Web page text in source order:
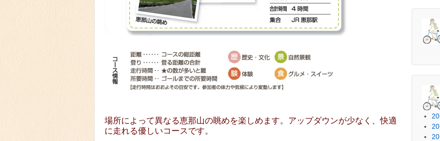
場所によって異なる恵那山の眺めを楽しめます。アップダウンが少なく、快適
に走れる優しいコースです。